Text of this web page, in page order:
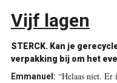
Vijf lagen
STERCK. Kan je
verpakking bij om het
Emmanuel: “Helaas niet. Er